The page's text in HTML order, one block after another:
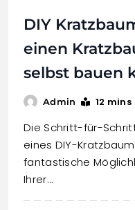
DIY
einen
selbst bauen
Admin 12 mins
Die Schritt-für-
eines DIY-
fantastische
Ihrer…